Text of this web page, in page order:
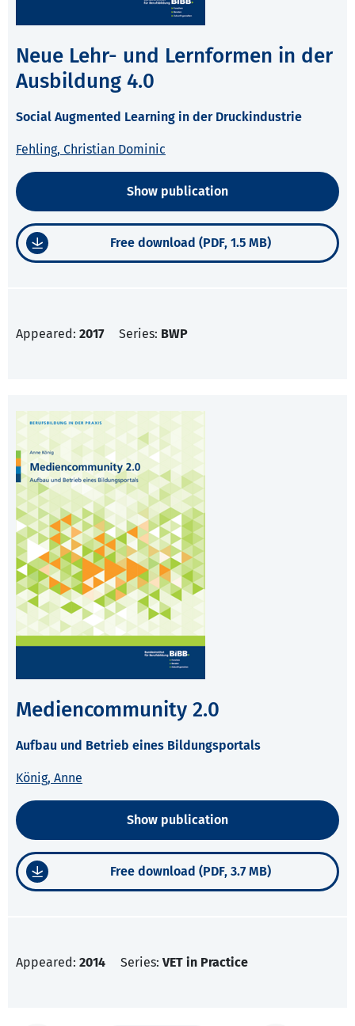
Neue Lehr- und Lernformen in der
Ausbildung 4.0
Social Augmented Learning in der Druckindustrie
Fehling, Christian Dominic
Show publication
Free download (PDF, 1.5 MB)
Appeared: 2017 Series: BWP
Mediencommunity 2.0
Aufbau und Betrieb eines Bildungsportals
König, Anne
Show publication
Free download (PDF, 3.7 MB)
Appeared: 2014 Series: VET in Practice